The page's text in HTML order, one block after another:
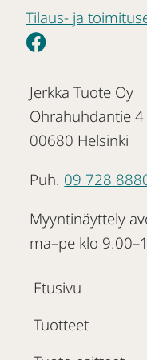
Tilaus- ja
Jerkka Tuote Oy
Ohrahuhdantie 4
00680 Helsinki
Puh. 09 728
Myyntinäyttely
ma–pe klo
Etusivu
Tuotteet